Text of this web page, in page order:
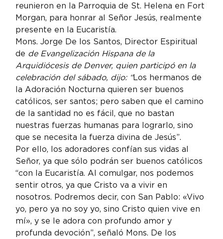
reunieron en la Parroquia de St. Helena en Fort
Morgan, para honrar al Señor Jesús, realmente
presente en la Eucaristía.
Mons. Jorge De los Santos, Director Espiritual
de de Evangelización Hispana de la
Arquidiócesis de Denver, quien participó en la
celebración del sábado, dijo: “Los hermanos de
la Adoración Nocturna quieren ser buenos
católicos, ser santos; pero saben que el camino
de la santidad no es fácil, que no bastan
nuestras fuerzas humanas para lograrlo, sino
que se necesita la fuerza divina de Jesús”.
Por ello, los adoradores confían sus vidas al
Señor, ya que sólo podrán ser buenos católicos
“con la Eucaristía. Al comulgar, nos podemos
sentir otros, ya que Cristo va a vivir en
nosotros. Podremos decir, con San Pablo: «Vivo
yo, pero ya no soy yo, sino Cristo quien vive en
mí», y se le adora con profundo amor y
profunda devoción”, señaló Mons. De los